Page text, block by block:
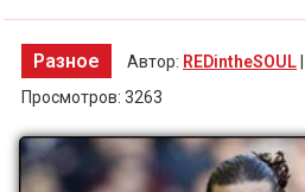
Разное Автор: REDintheSOUL
Просмотров: 3263